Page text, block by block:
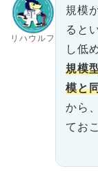
リハウルフ
規模
ると
し低
規模
模と
から
てお